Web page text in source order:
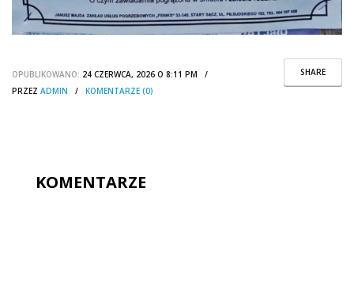
SHARE
OPUBLIKOWANO: 24 CZERWCA, 2026 O 8:11 PM /
PRZEZ ADMIN / KOMENTARZE (0)
KOMENTARZE